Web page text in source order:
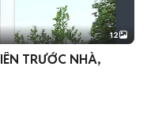
+2
12
TRƯỚC NHÀ,